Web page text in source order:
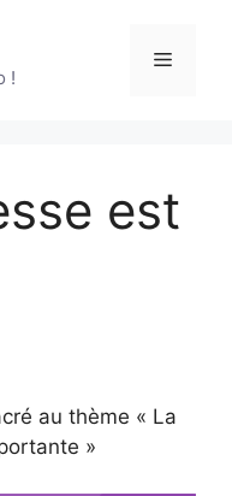
!
Menu
est
au thème « La
»